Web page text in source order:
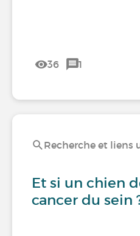
36 1
Recherche et liens
Et si un chien
cancer du sein